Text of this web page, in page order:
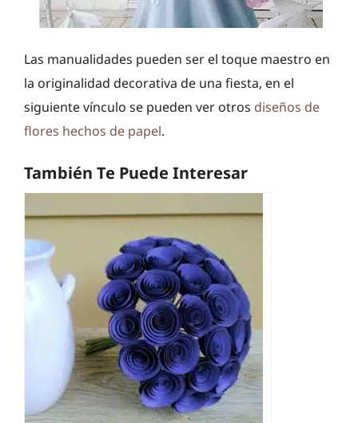
Las manualidades pueden ser el toque maestro en
la originalidad decorativa de una fiesta, en el
siguiente vínculo se pueden ver otros diseños de
flores hechos de papel.
También Te Puede Interesar